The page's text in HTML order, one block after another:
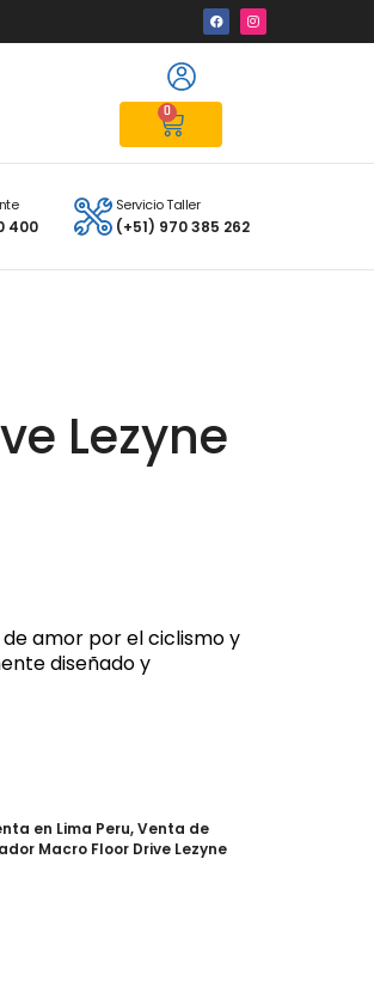
0
400
Servicio Taller
(+51) 970 385 262
Lezyne
amor por el ciclismo y
diseñado y
en Lima Peru,Venta de
Macro Floor Drive Lezyne